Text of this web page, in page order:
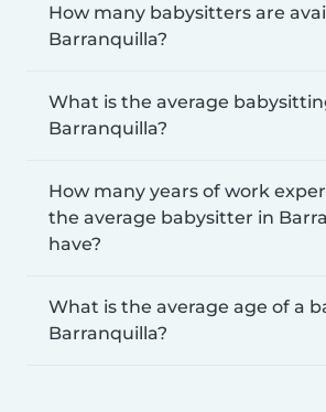
How many babysitters are
Barranquilla?
What is the average
Barranquilla?
How many years of work
the average babysitter in
have?
What is the average age of a
Barranquilla?